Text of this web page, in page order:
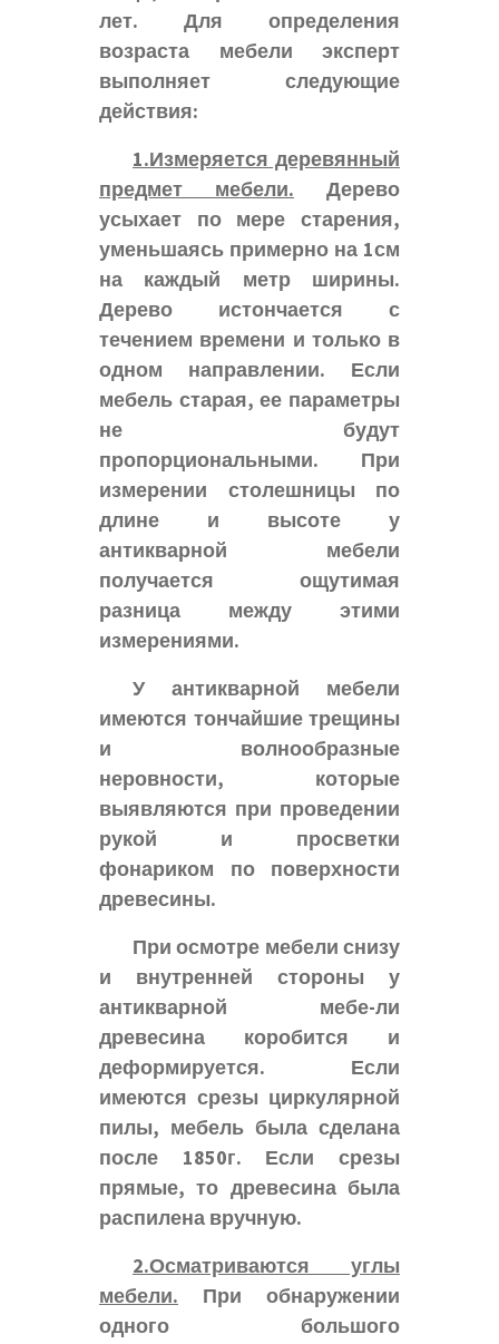
лет. Для определения
возраста мебели эксперт
выполняет следующие
действия:
1.Измеряется деревянный
предмет мебели. Дерево
усыхает по мере старения,
уменьшаясь примерно на 1см
на каждый метр ширины.
Дерево истончается с
течением времени и только в
одном направлении. Если
мебель старая, ее параметры
не будут
пропорциональными. При
измерении столешницы по
длине и высоте у
антикварной мебели
получается ощутимая
разница между этими
измерениями.
У антикварной мебели
имеются тончайшие трещины
и волнообразные
неровности, которые
выявляются при проведении
рукой и просветки
фонариком по поверхности
древесины.
При осмотре мебели снизу
и внутренней стороны у
антикварной мебе-ли
древесина коробится и
деформируется. Если
имеются срезы циркулярной
пилы, мебель была сделана
после 1850г. Если срезы
прямые, то древесина была
распилена вручную.
2.Осматриваются углы
мебели. При обнаружении
одного большого